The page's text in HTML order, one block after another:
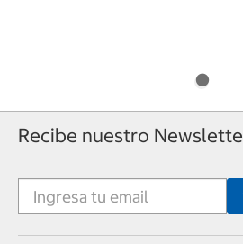
Recibe nuestro